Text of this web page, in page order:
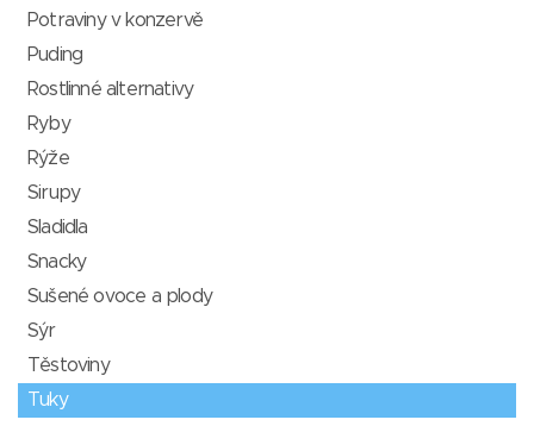
Potraviny v konzervě
Puding
Rostlinné alternativy
Ryby
Rýže
Sirupy
Sladidla
Snacky
Sušené ovoce a plody
Sýr
Těstoviny
Tuky